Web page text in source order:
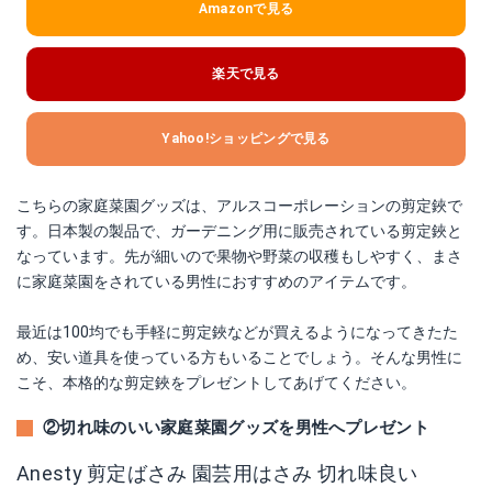
Amazonで見る
楽天で見る
Yahoo!ショッピングで見る
こちらの家庭菜園グッズは、アルスコーポレーションの剪定鋏で
す。日本製の製品で、ガーデニング用に販売されている剪定鋏と
なっています。先が細いので果物や野菜の収穫もしやすく、まさ
に家庭菜園をされている男性におすすめのアイテムです。
最近は100均でも手軽に剪定鋏などが買えるようになってきたた
め、安い道具を使っている方もいることでしょう。そんな男性に
こそ、本格的な剪定鋏をプレゼントしてあげてください。
②切れ味のいい家庭菜園グッズを男性へプレゼント
Anesty 剪定ばさみ 園芸用はさみ 切れ味良い